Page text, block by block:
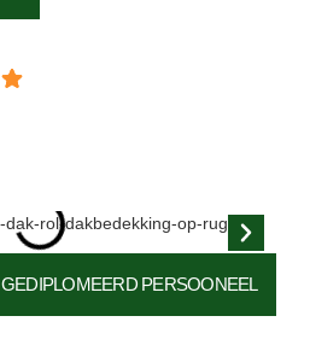
GEDIPLOMEERD PERSOONEEL